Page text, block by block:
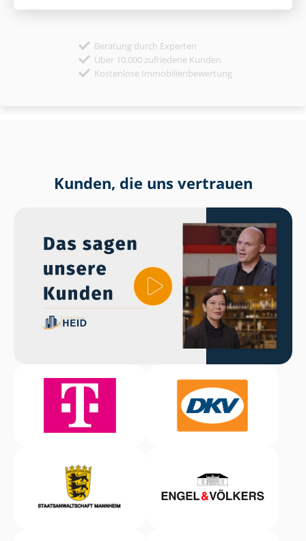
Beratung durch Experten
Über 10.000 zufriedene Kunden
Kostenlose Immobilienbewertung
Kunden, die uns vertrauen